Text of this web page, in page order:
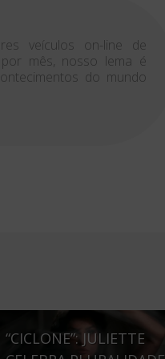
veículos on-line de
mês, nosso lema é
do mundo
“CICLONE”: JULIETTE